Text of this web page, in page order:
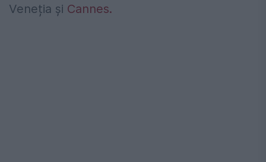
Veneția și Cannes.